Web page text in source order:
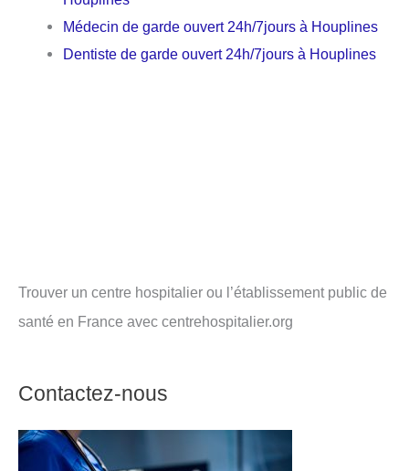
Médecin de garde ouvert 24h/7jours à Houplines
Dentiste de garde ouvert 24h/7jours à Houplines
Trouver un centre hospitalier ou l’établissement public de
santé en France avec centrehospitalier.org
Contactez-nous